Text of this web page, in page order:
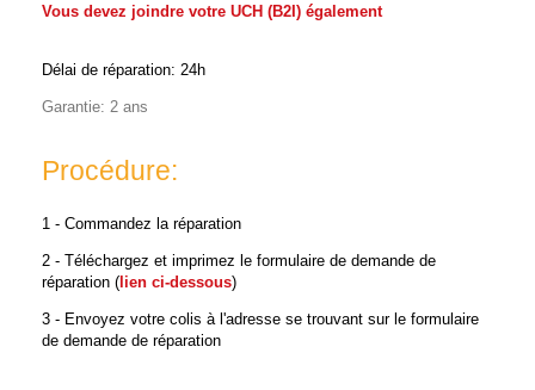
Vous devez joindre votre UCH (B2I) également
Délai de réparation: 24h
Garantie: 2 ans
Procédure:
1 - Commandez la réparation
2 - Téléchargez et imprimez le formulaire de demande de
réparation ( lien ci-dessous)
3 - Envoyez votre colis à l'adresse se trouvant sur le formulaire
de demande de réparation